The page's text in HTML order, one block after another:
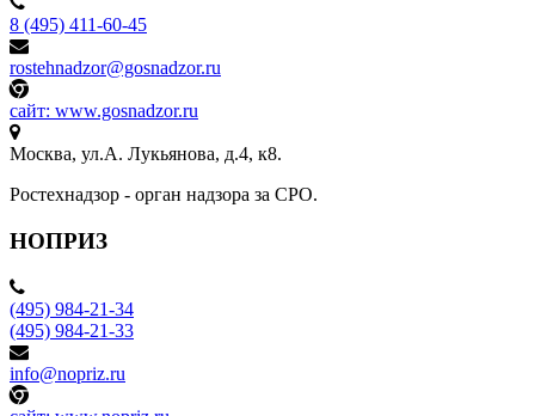
8 (495) 411-60-45
rostehnadzor@gosnadzor.ru
сайт: www.gosnadzor.ru
Москва, ул.А. Лукьянова, д.4, к8.
Ростехнадзор - орган надзора за СРО.
НОПРИЗ
(495) 984-21-34
(495) 984-21-33
info@nopriz.ru